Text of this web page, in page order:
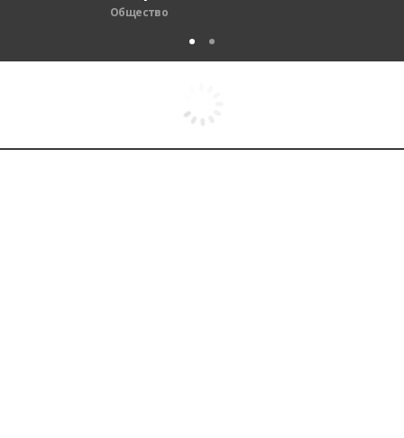
Общество